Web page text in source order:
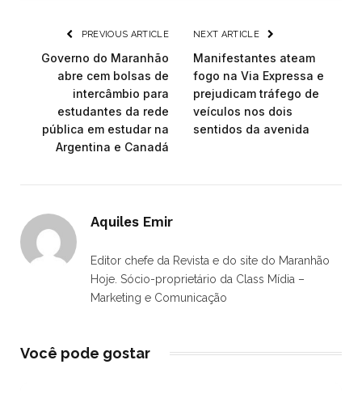
PREVIOUS ARTICLE
Governo do Maranhão
abre cem bolsas de
intercâmbio para
estudantes da rede
pública em estudar na
Argentina e Canadá
NEXT ARTICLE
Manifestantes ateam
fogo na Via Expressa e
prejudicam tráfego de
veículos nos dois
sentidos da avenida
Aquiles Emir
Editor chefe da Revista e do site do Maranhão
Hoje. Sócio-proprietário da Class Mídia –
Marketing e Comunicação
Você pode gostar